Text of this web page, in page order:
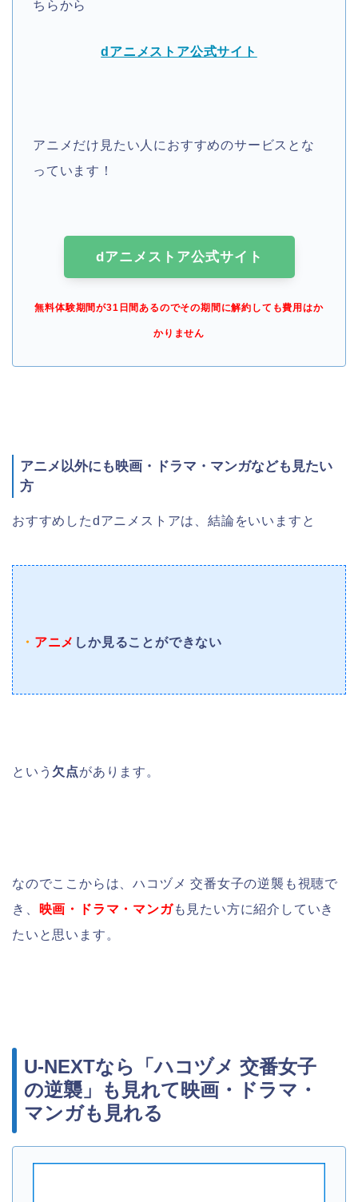
ちらから
dアニメストア公式サイト
アニメだけ見たい人におすすめのサービスとな
っています！
dアニメストア公式サイト
無料体験期間が31日間あるのでその期間に解約しても費用はか
かりません
アニメ以外にも映画・ドラマ・マンガなども見たい
方
おすすめしたdアニメストアは、結論をいいますと
・ アニメ しか見ることができない
という 欠点があります。
なのでここからは、ハコヅメ 交番女子の逆襲も視聴で
き、 映画・ドラマ・マンガも見たい方に紹介していき
たいと思います。
U-NEXTなら「ハコヅメ 交番女子
の逆襲」も見れて映画・ドラマ・
マンガも見れる